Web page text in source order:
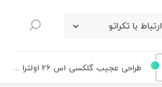
ارتباط با تکراتو
جستجو
طراحی عجیب گلکسی اس 26 اولترا ...